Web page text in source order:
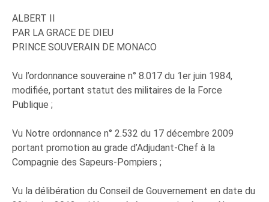
ALBERT II
PAR LA GRACE DE DIEU
PRINCE SOUVERAIN DE MONACO
Vu l’ordonnance souveraine n° 8.017 du 1er juin 1984,
modifiée, portant statut des militaires de la Force
Publique ;
Vu Notre ordonnance n° 2.532 du 17 décembre 2009
portant promotion au grade d’Adjudant-Chef à la
Compagnie des Sapeurs-Pompiers ;
Vu la délibération du Conseil de Gouvernement en date du